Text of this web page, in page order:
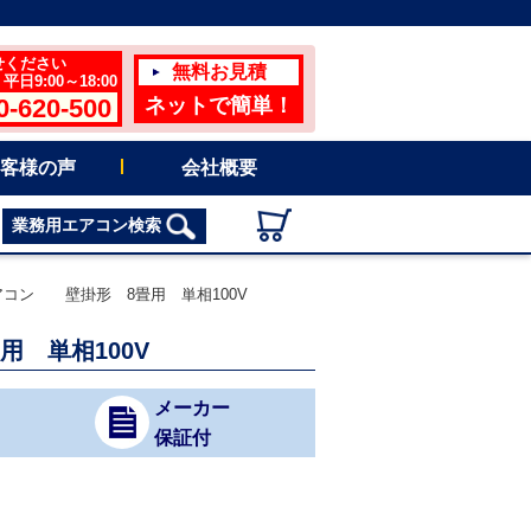
ください
日9:00～18:00
620-500
無料お見積
ネットで簡単！
様の声 会社概要
業務用エアコン検索
コン 壁掛形 8畳用 単相100V
単相100V
メーカー
保証付